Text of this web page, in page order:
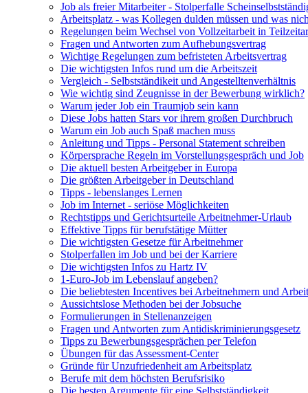
Job als freier Mitarbeiter - Stolperfalle
Arbeitsplatz - was Kollegen dulden müssen und was
Regelungen beim Wechsel von Vollzeitarbeit in
Fragen und Antworten zum Aufhebungsvertrag
Wichtige Regelungen zum befristeten Arbeitsvertrag
Die wichtigsten Infos rund um die Arbeitszeit
Vergleich - Selbstständikeit und Angestelltenverhältnis
Wie wichtig sind Zeugnisse in der Bewerbung wirklich?
Warum jeder Job ein Traumjob sein kann
Diese Jobs hatten Stars vor ihrem großen Durchbruch
Warum ein Job auch Spaß machen muss
Anleitung und Tipps - Personal Statement schreiben
Körpersprache Regeln im Vorstellungsgespräch und Job
Die aktuell besten Arbeitgeber in Europa
Die größten Arbeitgeber in Deutschland
Tipps - lebenslanges Lernen
Job im Internet - seriöse Möglichkeiten
Rechtstipps und Gerichtsurteile Arbeitnehmer-Urlaub
Effektive Tipps für berufstätige Mütter
Die wichtigsten Gesetze für Arbeitnehmer
Stolperfallen im Job und bei der Karriere
Die wichtigsten Infos zu Hartz IV
1-Euro-Job im Lebenslauf angeben?
Die beliebtesten Incentives bei Arbeitnehmern und
Aussichtslose Methoden bei der Jobsuche
Formulierungen in Stellenanzeigen
Fragen und Antworten zum Antidiskriminierungsgesetz
Tipps zu Bewerbungsgesprächen per Telefon
Übungen für das Assessment-Center
Gründe für Unzufriedenheit am Arbeitsplatz
Berufe mit dem höchsten Berufsrisiko
Die besten Argumente für eine Selbstständigkeit